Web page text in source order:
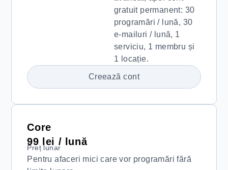
gratuit permanent: 30
programări / lună, 30
e-mailuri / lună, 1
serviciu, 1 membru și
1 locație.
Creează cont
Core
99 lei / lună
Preț lunar
Pentru afaceri mici care vor programări fără